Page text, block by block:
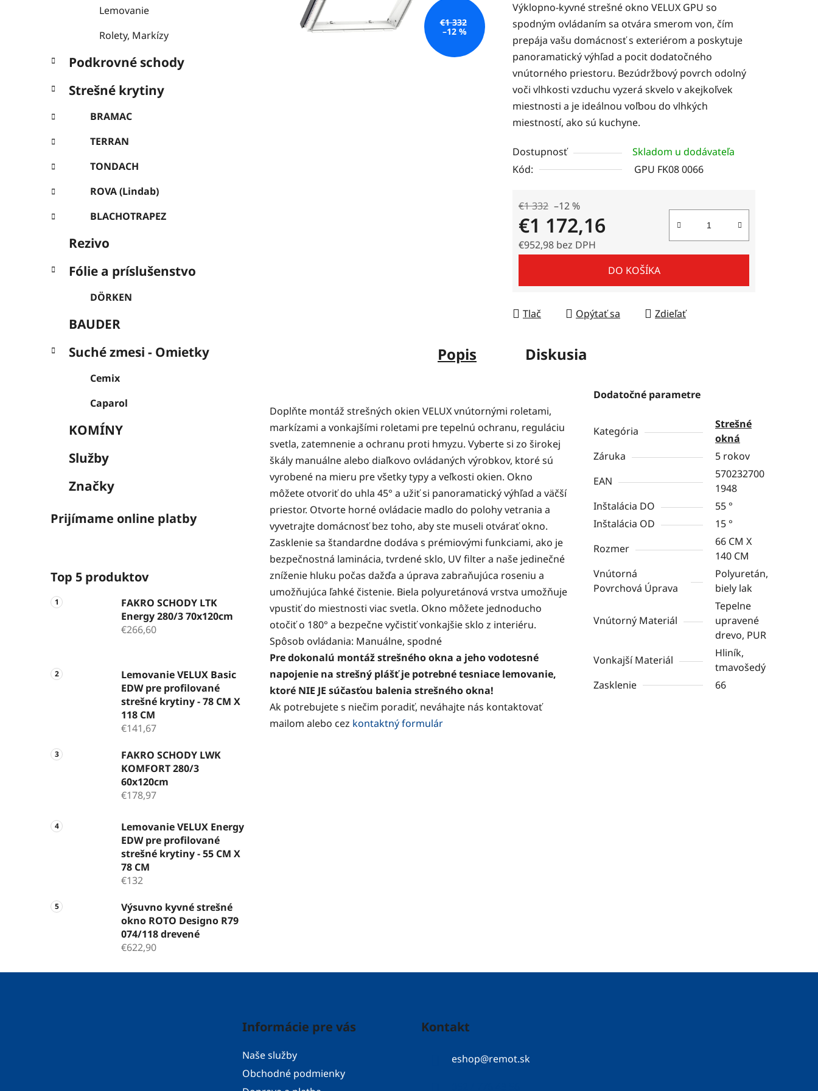
Lemovanie
Rolety, Markízy
Podkrovné schody
Strešné krytiny
BRAMAC
TERRAN
TONDACH
ROVA (Lindab)
BLACHOTRAPEZ
Rezivo
Fólie a príslušenstvo
DÖRKEN
BAUDER
Suché zmesi - Omietky
Cemix
Caparol
KOMÍNY
Služby
Značky
Prijímame online platby
Top 5 produktov
FAKRO SCHODY LTK
Energy 280/3 70x120cm
€266,60
Lemovanie VELUX Basic
EDW pre profilované
strešné krytiny - 78 CM X
118 CM
€141,67
FAKRO SCHODY LWK
KOMFORT 280/3
60x120cm
€178,97
Lemovanie VELUX Energy
EDW pre profilované
strešné krytiny - 55 CM X
78 CM
€132
Výsuvno kyvné strešné
okno ROTO Designo R79
074/118 drevené
€622,90
je
0,0
z
5
hviezdičiek.
Výklopno-kyvné strešné okno VELUX GPU so
spodným ovládaním sa otvára smerom von, čím
prepája vašu domácnosť s exteriérom a poskytuje
panoramatický výhľad a pocit dodatočného
vnútorného priestoru. Bezúdržbový povrch odolný
voči vlhkosti vzduchu vyzerá skvelo v akejkoľvek
miestnosti a je ideálnou voľbou do vlhkých
miestností, ako sú kuchyne.
Dostupnosť
Skladom u dodávateľa
Kód:
GPU FK08 0066
€1 332 –12 %
€1 172,16
€952,98 bez DPH
DO KOŠÍKA
Tlač Opýtať sa Zdieľať
€1 332
–12 %
Popis Diskusia
Doplňte montáž strešných okien VELUX vnútornými roletami,
markízami a vonkajšími roletami pre tepelnú ochranu, reguláciu
svetla, zatemnenie a ochranu proti hmyzu. Vyberte si zo širokej
škály manuálne alebo diaľkovo ovládaných výrobkov, ktoré sú
vyrobené na mieru pre všetky typy a veľkosti okien. Okno
môžete otvoriť do uhla 45° a užiť si panoramatický výhľad a väčší
priestor. Otvorte horné ovládacie madlo do polohy vetrania a
vyvetrajte domácnosť bez toho, aby ste museli otvárať okno.
Zasklenie sa štandardne dodáva s prémiovými funkciami, ako je
bezpečnostná laminácia, tvrdené sklo, UV filter a naše jedinečné
zníženie hluku počas dažďa a úprava zabraňujúca roseniu a
umožňujúca ľahké čistenie. Biela polyuretánová vrstva umožňuje
vpustiť do miestnosti viac svetla. Okno môžete jednoducho
otočiť o 180° a bezpečne vyčistiť vonkajšie sklo z interiéru.
Spôsob ovládania: Manuálne, spodné
Pre dokonalú montáž strešného okna a jeho vodotesné
napojenie na strešný plášť je potrebné tesniace lemovanie,
ktoré NIE JE súčasťou balenia strešného okna!
Ak potrebujete s niečim poradiť, neváhajte nás kontaktovať
mailom alebo cez kontaktný formulár
Dodatočné parametre
Kategória
Strešné
okná
Záruka
5 rokov
EAN
570232700
1948
Inštalácia DO
55 °
Inštalácia OD
15 °
Rozmer
66 CM X
140 CM
Vnútorná
Povrchová Úprava
Polyuretán,
biely lak
Vnútorný Materiál
Tepelne
upravené
drevo, PUR
Vonkajší Materiál
Hliník,
tmavošedý
Zasklenie
66
Informácie pre vás
Naše služby
Obchodné podmienky
Kontakt
eshop@remot.sk